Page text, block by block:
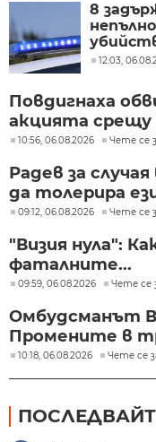
8
Пловдив
12:03,
Повдигнаха
акцията срещу
10:56, 06.08.2026 Чете се
Радев за
да толерира
09:12, 06.08.2026 Чете се
"Визия нула":
фаталните...
09:59, 06.08.2026 Чете се
Омбудсманът
Промените в
10:18, 06.08.2026 Чете се